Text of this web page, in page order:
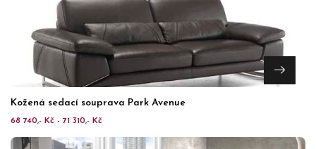
Kožená sedací souprava Park Avenue
68 740,- Kč - 71 310,- Kč